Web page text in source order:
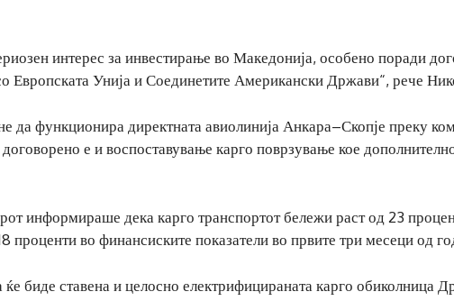
интерес за инвестирање во Македонија, особено поради
Европската Унија и Соединетите Американски Држави“, рече
да функционира директната авиолинија Анкара–Скопје преку
е и воспоставување карго поврзување кое
информираше дека карго транспортот бележи раст од 23
проценти во финансиските показатели во првите три месеци од
биде ставена и целосно електрифицираната карго обиколница